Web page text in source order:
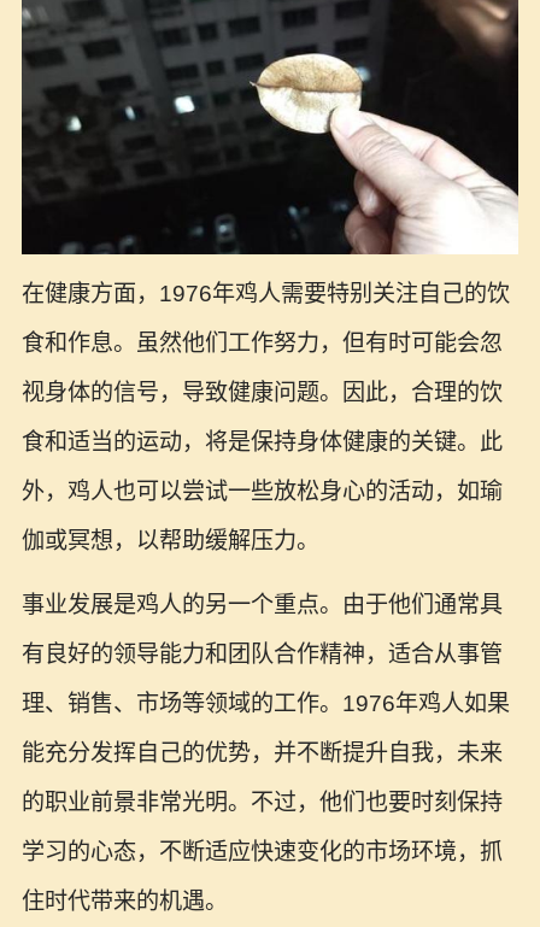
在健康方面，1976年鸡人需要特别关注自己的饮
食和作息。虽然他们工作努力，但有时可能会忽
视身体的信号，导致健康问题。因此，合理的饮
食和适当的运动，将是保持身体健康的关键。此
外，鸡人也可以尝试一些放松身心的活动，如瑜
伽或冥想，以帮助缓解压力。
事业发展是鸡人的另一个重点。由于他们通常具
有良好的领导能力和团队合作精神，适合从事管
理、销售、市场等领域的工作。1976年鸡人如果
能充分发挥自己的优势，并不断提升自我，未来
的职业前景非常光明。不过，他们也要时刻保持
学习的心态，不断适应快速变化的市场环境，抓
住时代带来的机遇。